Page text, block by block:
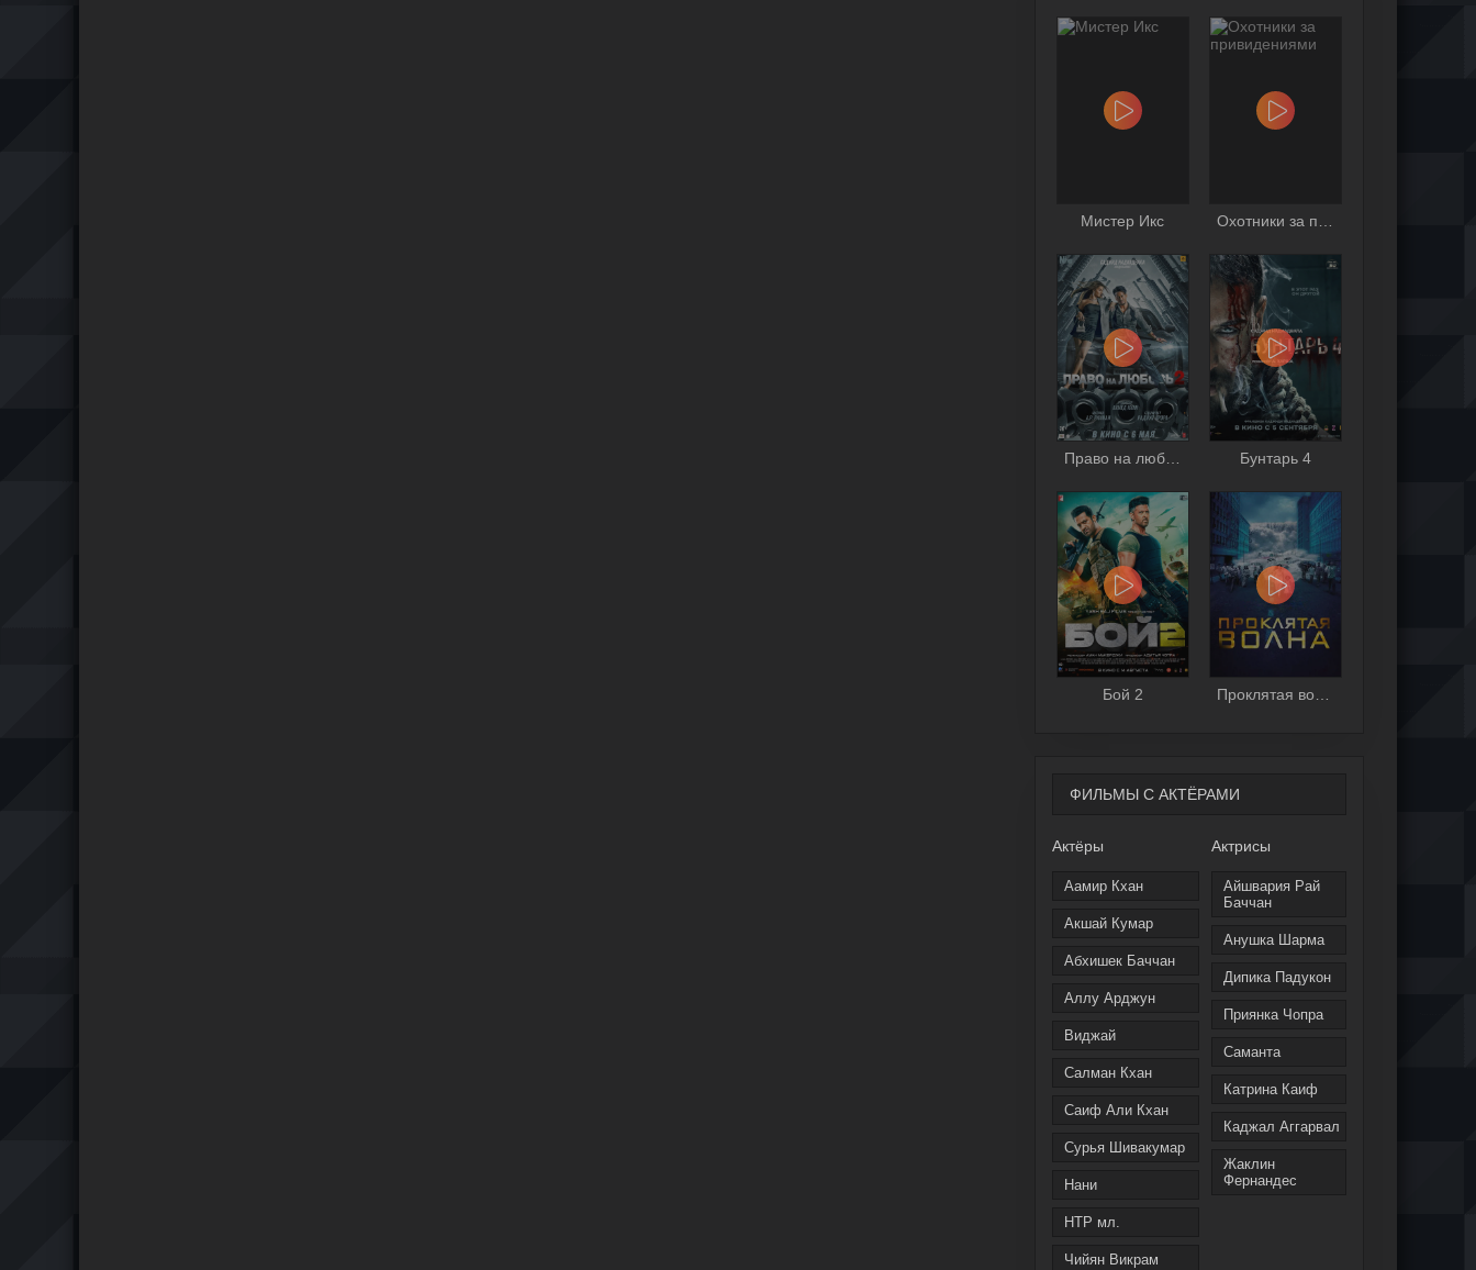
Мистер Икс
Бунтарь 4
Бой 2 Проклятая волна
ФИЛЬМЫ С АКТЁРАМИ
Актёры
Аамир Кхан
Акшай Кумар
Абхишек Баччан
Аллу Арджун
Виджай
Салман Кхан
Саиф Али Кхан
Сурья Шивакумар
Нани
НТР мл.
Чийян Викрам
Актрисы
Айшвария Рай
Баччан
Анушка Шарма
Дипика Падукон
Приянка Чопра
Саманта
Катрина Каиф
Каджал Аггарвал
Жаклин
Фернандес